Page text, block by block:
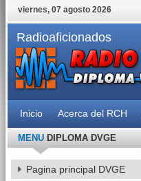
viernes, 07 agosto 2026
Radioaficionados
Inicio Acerca del RCH
MENUDIPLOMA DVGE
Pagina principal DVGE